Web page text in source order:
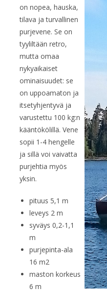
on nopea, hauska,
tilava ja turvallinen
purjevene. Se on
tyyliltään retro,
mutta omaa
nykyaikaiset
ominaisuudet: se
on uppoamaton ja
itsetyhjentyvä ja
varustettu 100 kg:n
kääntökölillä. Vene
sopii 1-4 hengelle
ja sillä voi vaivatta
purjehtia myös
yksin.
pituus 5,1 m
leveys 2 m
syväys 0,2-1,1
m
purjepinta-ala
16 m2
maston korkeus
6 m